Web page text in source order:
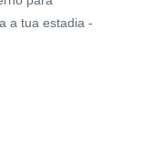
a tua estadia -